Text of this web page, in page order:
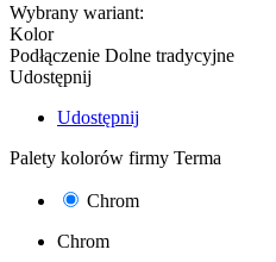
Wybrany wariant:
Kolor
Podłączenie Dolne tradycyjne
Udostępnij
Udostępnij
Palety kolorów firmy Terma
Chrom
Chrom